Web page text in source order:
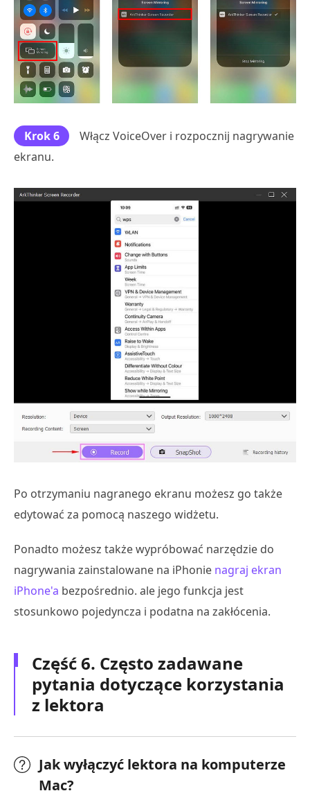
Krok 6
Włącz VoiceOver i rozpocznij nagrywanie
ekranu.
Po otrzymaniu nagranego ekranu możesz go także
edytować za pomocą naszego widżetu.
Ponadto możesz także wypróbować narzędzie do
nagrywania zainstalowane na iPhonie nagraj ekran
iPhone'a bezpośrednio. ale jego funkcja jest
stosunkowo pojedyncza i podatna na zakłócenia.
Część 6. Często zadawane
pytania dotyczące korzystania
z lektora
Jak wyłączyć lektora na komputerze
Mac?